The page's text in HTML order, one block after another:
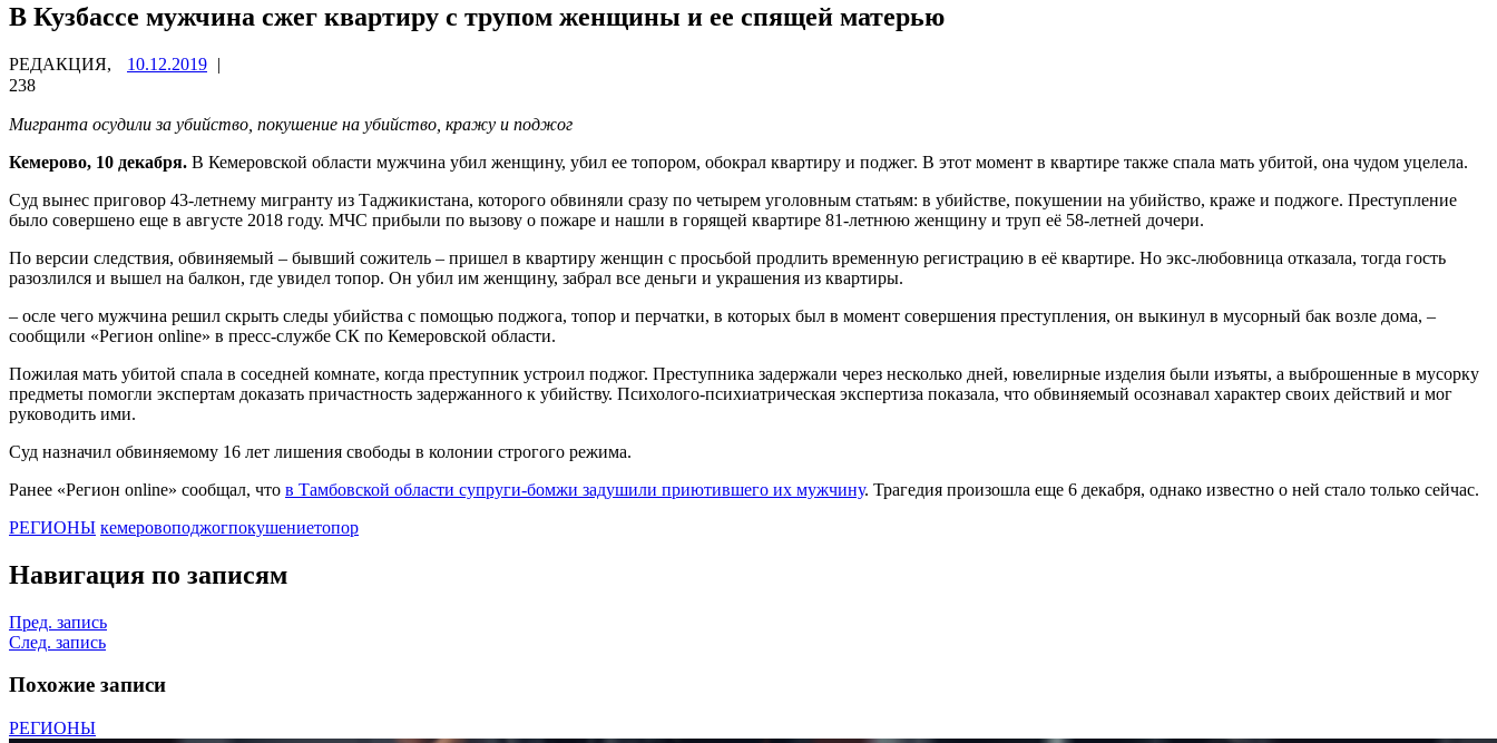
В Кузбассе мужчина сжег квартиру с трупом женщины и ее спящей матерью
РЕДАКЦИЯ, 10.12.2019 |
238
Мигранта осудили за убийство, покушение на убийство, кражу и поджог
Кемерово, 10 декабря. В Кемеровской области мужчина убил женщину, убил ее топором, обокрал квартиру и поджег. В этот момент в квартире также спала мать убитой, она чудом уцелела.
Суд вынес приговор 43-летнему мигранту из Таджикистана, которого обвиняли сразу по четырем уголовным статьям: в убийстве, покушении на убийство, краже и поджоге. Преступление
было совершено еще в августе 2018 году. МЧС прибыли по вызову о пожаре и нашли в горящей квартире 81-летнюю женщину и труп её 58-летней дочери.
По версии следствия, обвиняемый – бывший сожитель – пришел в квартиру женщин с просьбой продлить временную регистрацию в её квартире. Но экс-любовница отказала, тогда гость
разозлился и вышел на балкон, где увидел топор. Он убил им женщину, забрал все деньги и украшения из квартиры.
– осле чего мужчина решил скрыть следы убийства с помощью поджога, топор и перчатки, в которых был в момент совершения преступления, он выкинул в мусорный бак возле дома, –
сообщили «Регион online» в пресс-службе СК по Кемеровской области.
Пожилая мать убитой спала в соседней комнате, когда преступник устроил поджог. Преступника задержали через несколько дней, ювелирные изделия были изъяты, а выброшенные в мусорку
предметы помогли экспертам доказать причастность задержанного к убийству. Психолого-психиатрическая экспертиза показала, что обвиняемый осознавал характер своих действий и мог
руководить ими.
Суд назначил обвиняемому 16 лет лишения свободы в колонии строгого режима.
Ранее «Регион online» сообщал, что в Тамбовской области супруги-бомжи задушили приютившего их мужчину. Трагедия произошла еще 6 декабря, однако известно о ней стало только сейчас.
РЕГИОНЫ кемеровоподжогпокушениетопор
Навигация по записям
Пред. запись
След. запись
Похожие записи
РЕГИОНЫ